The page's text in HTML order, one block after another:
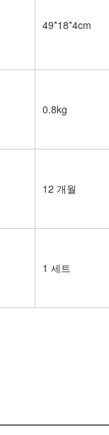
49*18*4cm
0.8kg
12 개월
1 세트